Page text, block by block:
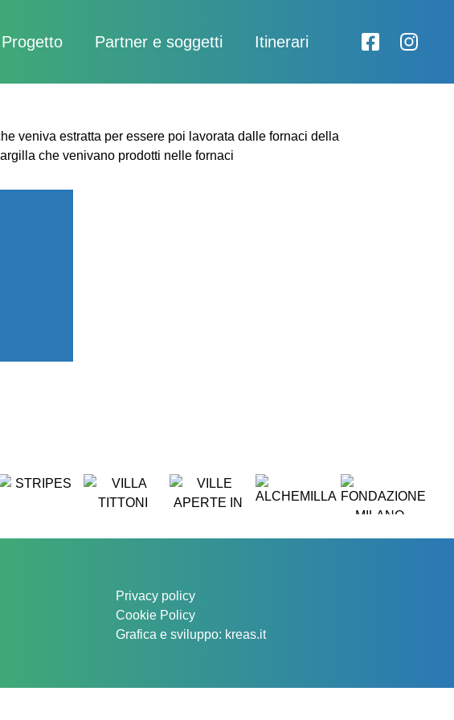
Progetto Partner e soggetti Itinerari
veniva estratta per essere poi lavorata dalle fornaci della
che venivano prodotti nelle fornaci
Privacy policy
Cookie Policy
Grafica e sviluppo: kreas.it